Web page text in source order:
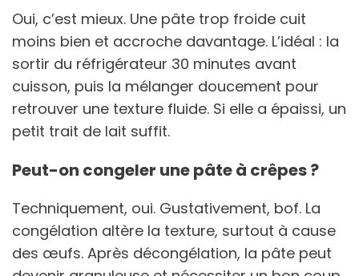
Oui, c’est mieux. Une pâte trop froide cuit
moins bien et accroche davantage. L’idéal : la
sortir du réfrigérateur 30 minutes avant
cuisson, puis la mélanger doucement pour
retrouver une texture fluide. Si elle a épaissi, un
petit trait de lait suffit.
Peut-on congeler une pâte à crêpes ?
Techniquement, oui. Gustativement, bof. La
congélation altère la texture, surtout à cause
des œufs. Après décongélation, la pâte peut